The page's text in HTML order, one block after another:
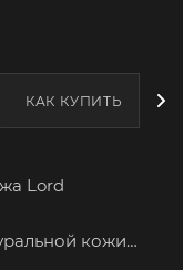
КАК КУПИТЬ
Lord
кожи